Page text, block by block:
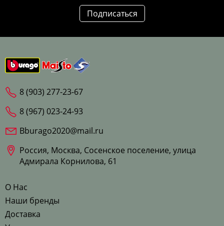
Подписаться
8 (903) 277-23-67
8 (967) 023-24-93
Bburago2020@mail.ru
Россия, Москва, Сосенское поселение, улица
Адмирала Корнилова, 61
О Нас
Наши бренды
Доставка